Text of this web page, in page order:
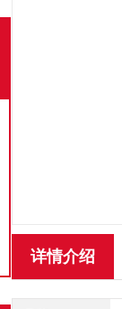
详情介绍